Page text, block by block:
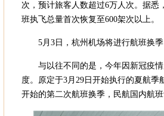
次，预计旅客人数超过6万人次。据
班执飞总量首次恢复至600架次以上。
5月3日，杭州机场将进行航班换
与以往不同的是，今年因新冠疫
度。原定于3月29日开始执行的夏航季
开始的第二次航班换季，民航国内航